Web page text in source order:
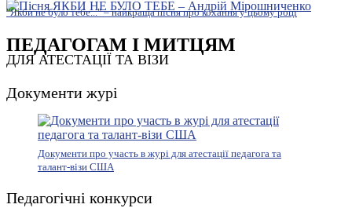
"Якби не було тебе..." – найкраща пісня про кохання у цьому році
ПЕДАГОГАМ І МИТЦЯМ
ДЛЯ АТЕСТАЦІЇ ТА ВІЗИ
Документи журі
Документи про участь в журі для атестації педагога та
талант-візи США
Педагогічні конкурси